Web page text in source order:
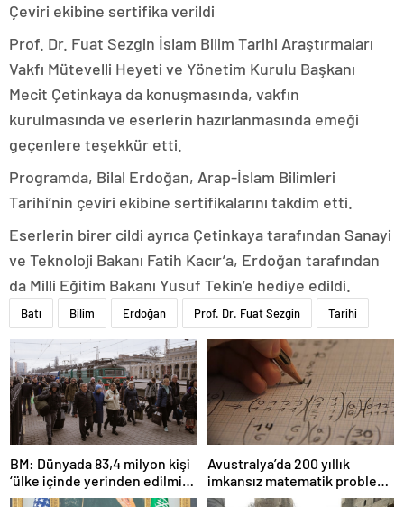
Çeviri ekibine sertifika verildi
Prof. Dr. Fuat Sezgin İslam Bilim Tarihi Araştırmaları
Vakfı Mütevelli Heyeti ve Yönetim Kurulu Başkanı
Mecit Çetinkaya da konuşmasında, vakfın
kurulmasında ve eserlerin hazırlanmasında emeği
geçenlere teşekkür etti.
Programda, Bilal Erdoğan, Arap-İslam Bilimleri
Tarihi’nin çeviri ekibine sertifikalarını takdim etti.
Eserlerin birer cildi ayrıca Çetinkaya tarafından Sanayi
ve Teknoloji Bakanı Fatih Kacır’a, Erdoğan tarafından
da Milli Eğitim Bakanı Yusuf Tekin’e hediye edildi.
Batı Bilim Erdoğan Prof. Dr. Fuat Sezgin Tarihi
BM: Dünyada 83,4 milyon kişi
‘ülke içinde yerinden edilmiş’
olarak yaşıyor
Avustralya’da 200 yıllık
imkansız matematik problemi
çözüldü